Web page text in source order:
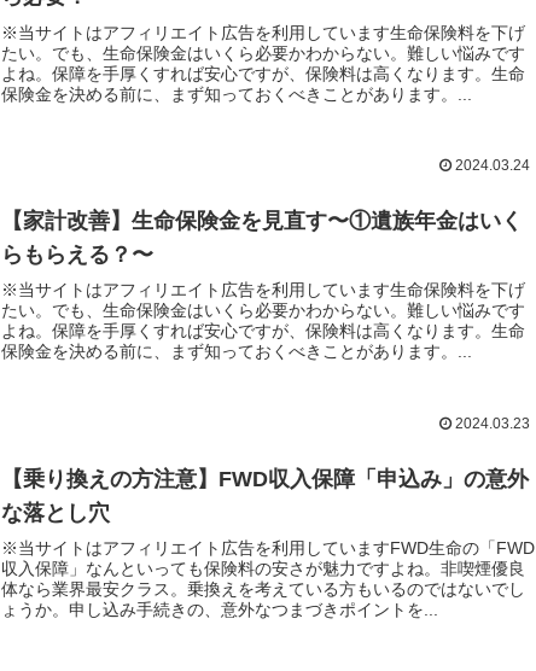
※当サイトはアフィリエイト広告を利用しています生命保険料を下げ
たい。でも、生命保険金はいくら必要かわからない。難しい悩みです
よね。保障を手厚くすれば安心ですが、保険料は高くなります。生命
保険金を決める前に、まず知っておくべきことがあります。...
2024.03.24
【家計改善】生命保険金を見直す〜①遺族年金はいく
らもらえる？〜
※当サイトはアフィリエイト広告を利用しています生命保険料を下げ
たい。でも、生命保険金はいくら必要かわからない。難しい悩みです
よね。保障を手厚くすれば安心ですが、保険料は高くなります。生命
保険金を決める前に、まず知っておくべきことがあります。...
2024.03.23
【乗り換えの方注意】FWD収入保障「申込み」の意外
な落とし穴
※当サイトはアフィリエイト広告を利用していますFWD生命の「FWD
収入保障」なんといっても保険料の安さが魅力ですよね。非喫煙優良
体なら業界最安クラス。乗換えを考えている方もいるのではないでし
ょうか。申し込み手続きの、意外なつまづきポイントを...